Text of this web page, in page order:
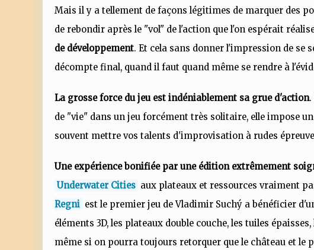
Mais il y a tellement de façons légitimes de marquer des
de rebondir après le "vol" de l'action que l'on espérait
de développement. Et cela sans donner l'impression de se
décompte final, quand il faut quand même se rendre à
La grosse force du jeu est indéniablement sa grue d'action.
de "vie" dans un jeu forcément très solitaire, elle impose
souvent mettre vos talents d'improvisation à rudes
Une expérience bonifiée par une édition extrêmement
Underwater Cities aux plateaux et ressources vraiment
Regni est le premier jeu de Vladimir Suchý a bénéficier
éléments 3D, les plateaux double couche, les tuiles
même si on pourra toujours retorquer que le château et le